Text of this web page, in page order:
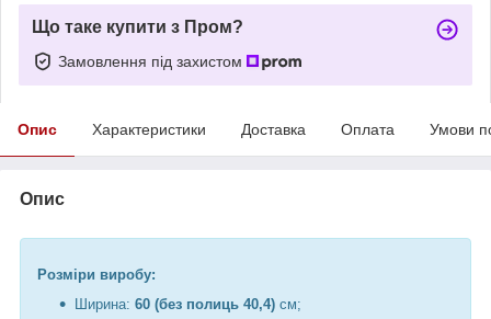
Що таке купити з Пром?
Замовлення під захистом
Опис Характеристики Доставка Оплата Умови
Опис
Розміри виробу:
Ширина: 60 (без полиць 40,4) см;